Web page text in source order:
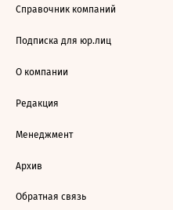
Справочник компаний
Подписка для юр.лиц
О компании
Редакция
Менеджмент
Архив
Обратная связь